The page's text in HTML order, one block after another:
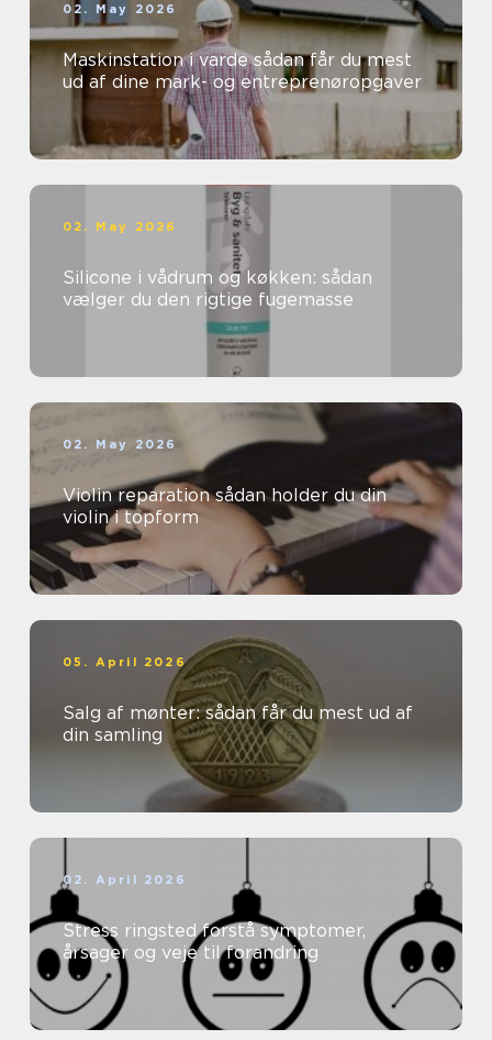
02. May 2026
Maskinstation i varde sådan får du mest
ud af dine mark- og entreprenøropgaver
02. May 2026
Silicone i vådrum og køkken: sådan
vælger du den rigtige fugemasse
02. May 2026
Violin reparation sådan holder du din
violin i topform
05. April 2026
Salg af mønter: sådan får du mest ud af
din samling
02. April 2026
Stress ringsted forstå symptomer,
årsager og veje til forandring